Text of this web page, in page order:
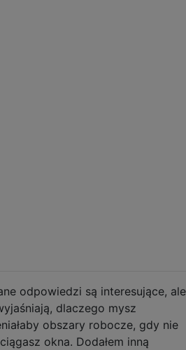
odpowiedzi są interesujące, ale
dlaczego mysz
obszary robocze, gdy nie
okna. Dodałem inną